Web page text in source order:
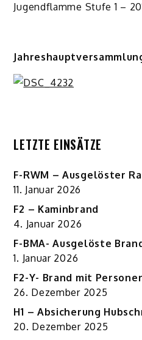
Jugendflamme Stufe 1 –
LETZTE EINSÄTZE
F-RWM – Ausgelöster
11. Januar 2026
F2 – Kaminbrand
4. Januar 2026
F-BMA- Ausgelöste
1. Januar 2026
F2-Y- Brand mit
26. Dezember 2025
H1 – Absicherung
20. Dezember 2025